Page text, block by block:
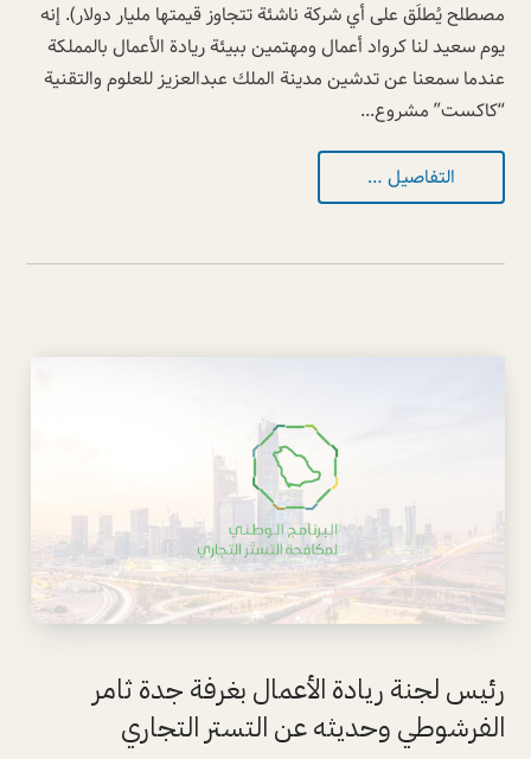
مصطلح يُطلَق على أي شركة ناشئة تتجاوز قيمتها مليار دولار). إنه
يوم سعيد لنا كرواد أعمال ومهتمين ببيئة ريادة الأعمال بالمملكة
عندما سمعنا عن تدشين مدينة الملك عبدالعزيز للعلوم والتقنية
“كاكست” مشروع...
التفاصيل …
رئيس لجنة ريادة الأعمال بغرفة جدة ثامر
الفرشوطي وحديثه عن التستر التجاري